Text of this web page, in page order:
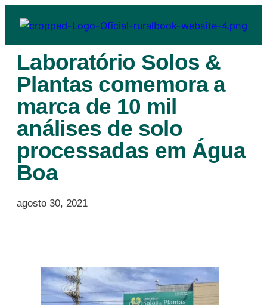
Laboratório Solos &
Plantas comemora a
marca de 10 mil
análises de solo
processadas em Água
Boa
agosto 30, 2021